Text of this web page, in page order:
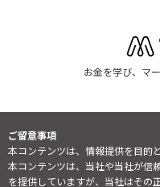
お金を学び、マ
ご留意事項
本コンテンツは、情報提供を目的
本コンテンツは、当社や当社が信
を提供していますが、当社はその